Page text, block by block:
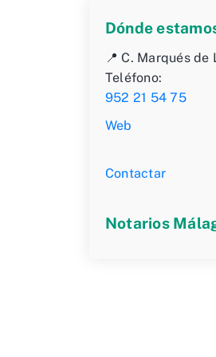
Dónde
📍 C. Marqués
Teléfono:
952 21 54 75
Web
Contactar
Notarios